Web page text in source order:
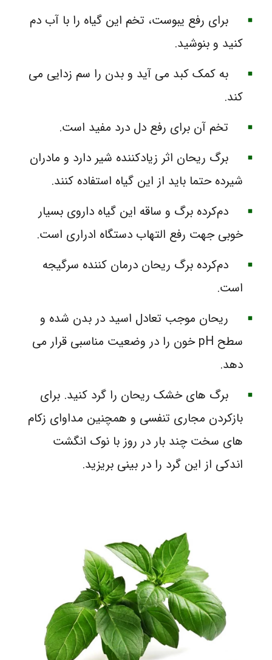
برای رفع یبوست، تخم این گیاه را با آب دم
کنید و بنوشید.
به کمک کبد می‌ آید و بدن را سم‌ زدایی می‌
کند.
تخم آن برای رفع دل‌ درد مفید است.
برگ‌ ریحان اثر زیادکننده‌ شیر دارد و مادران
شیرده حتما باید از این گیاه استفاده کنند.
دم‌کرده‌ برگ و ساقه‌ این گیاه داروی بسیار
خوبی جهت رفع‌ التهاب دستگاه ادراری است.
دم‌کرده‌ برگ ریحان درمان کننده‌ سرگیجه
است.
ریحان موجب تعادل اسید در بدن شده و
سطح pH خون را در وضعیت مناسبی قرار می‌
دهد.
برگ‌ های خشک ریحان را گرد کنید. برای
بازکردن مجاری تنفسی و همچنین مداوای زکام‌
های سخت چند بار در روز با نوک انگشت
اندکی از این گرد را در بینی بریزید.